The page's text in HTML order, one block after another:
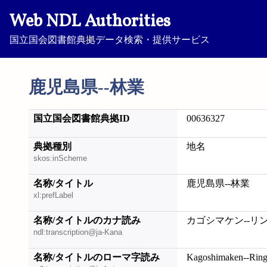
Web NDL Authorities
国立国会図書館典拠データ検索・提供サービス
鹿児島県--林業
国立国会図書館典拠ID 00636327
典拠種別
skos:inScheme
地名
名称/タイトル
xl:prefLabel
鹿児島県--林業
名称/タイトルのカナ読み
ndl:transcription@ja-Kana
カゴシマケン--リ
名称/タイトルのローマ字読み Kagoshimaken--